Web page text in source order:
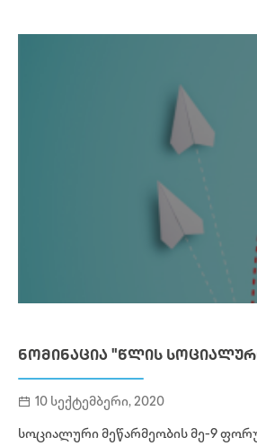
ᲜᲝᲛᲘᲜᲐᲪᲘᲐ "ᲬᲚᲘᲡ
10 სექტემბერი, 2020
სოციალური მეწარმეობის მე-9